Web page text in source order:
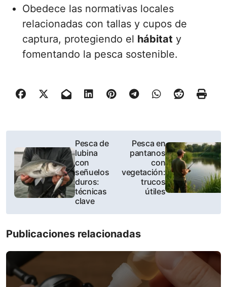
Obedece las normativas locales
relacionadas con tallas y cupos de
captura, protegiendo el hábitat y
fomentando la pesca sostenible.
o
a
v
Pesca de
lubina
con
señuelos
duros:
técnicas
clave
Pesca en
pantanos
con
vegetación:
trucos
útiles
Publicaciones relacionadas